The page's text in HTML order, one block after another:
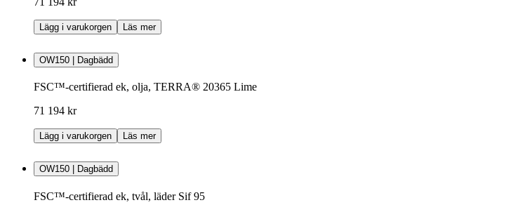
Lägg i varukorgen Läs mer
OW150 | Dagbädd
FSC™-certifierad ek, olja, TERRA® 20365 Lime
71 194 kr
Lägg i varukorgen Läs mer
OW150 | Dagbädd
FSC™-certifierad ek, tvål, läder Sif 95